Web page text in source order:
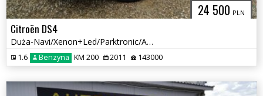
24 500 PLN
Citroën DS4
Duża-Navi/Xenon+Led/Parktronic/Asystent-Pasa/Hi-fi-Denon/Skóra+Masaż
1.6 Benzyna KM 200 2011 143000